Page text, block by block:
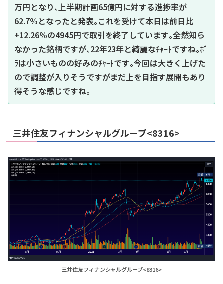
万円となり､上半期計画65億円に対する進捗率が
62.7%となったと発表｡これを受けて本日は前日比
+12.26%の4945円で取引を終了しています｡全然知ら
なかった銘柄ですが､22年23年と綺麗なﾁｬｰﾄですね｡ﾎﾞ
ﾗは小さいものの好みのﾁｬｰﾄです｡今回は大きく上げた
ので調整が入りそうですがまだ上を目指す展開もあり
得そうな感じですね｡
三井住友フィナンシャルグループ<8316>
三井住友フィナンシャルグループ<8316>